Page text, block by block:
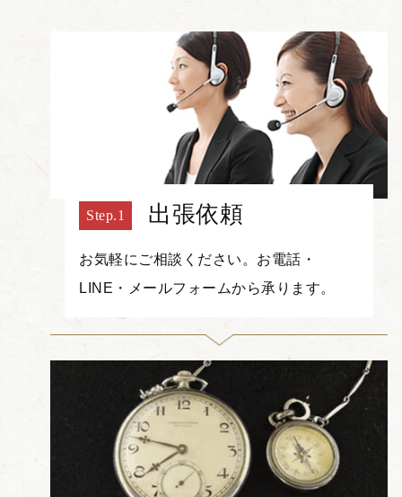
出張依頼
お気軽にご相談ください。お電話・
LINE・メールフォームから承ります。